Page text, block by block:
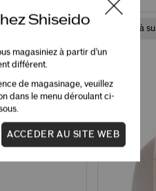
Article à
Shiseido
magasiniez à partir d'un
différent.
de magasinage, veuillez
dans le menu déroulant ci-
ACCÉDER AU SITE WEB